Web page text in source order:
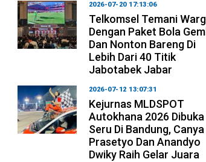
2026-07-20 17:13:06
Telkomsel Temani
Dengan Paket Bola
Dan Nonton Bareng Di
Lebih Dari 40 Titik
Jabotabek Jabar
2026-07-12 13:07:31
Kejurnas MLDSPOT
Autokhana 2026 Dibuka
Seru Di Bandung, Canya
Prasetyo Dan Anandyo
Dwiky Raih Gelar Juara